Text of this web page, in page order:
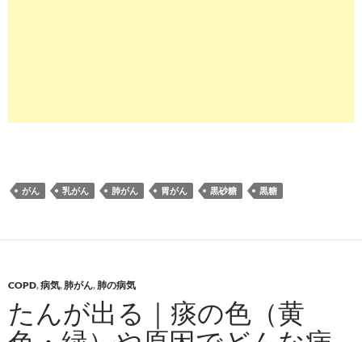
がん 乳がん 肺がん 胃がん 黒砂糖 黒糖
COPD,病気, 肺がん, 肺の病気
たんが出る｜痰の色（黄